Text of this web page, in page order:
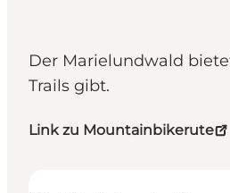
Der Marielundwald
Trails gibt.
Link zu Mountainbikerute